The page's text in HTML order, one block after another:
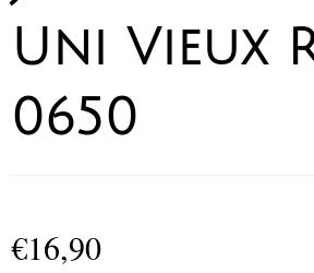
Uni Vieux
0650
€16,90